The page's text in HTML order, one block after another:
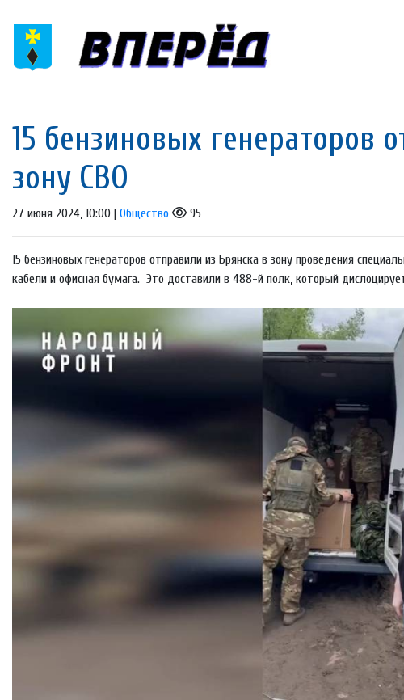
15 бензиновых генераторов
зону СВО
27 июня 2024, 10:00 | Общество 95
15 бензиновых генераторов отправили из Брянска в зону проведения
кабели и офисная бумага. Это доставили в 488-й полк, который